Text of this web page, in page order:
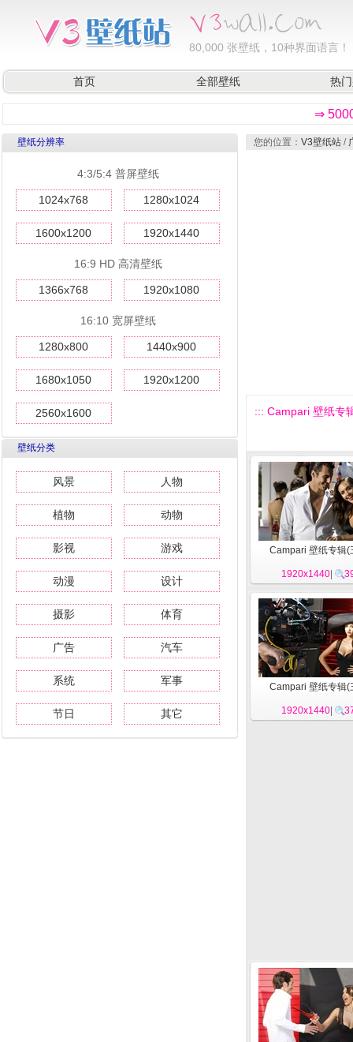
80,000 张壁纸，10种界面语言！
首页 全部壁纸 热
⇒
壁纸分辨率
4:3/5:4 普屏壁纸
1024x768 1280x1024
1600x1200 1920x1440
16:9 HD 高清壁纸
1366x768 1920x1080
16:10 宽屏壁纸
1280x800 1440x900
1680x1050 1920x1200
2560x1600
壁纸分类
风景 人物
植物 动物
影视 游戏
动漫 设计
摄影 体育
广告 汽车
系统 军事
节日 其它
您的位置： V3壁纸站 /
::: Campari 壁纸专
Campari 壁纸专辑(
1920x1440
Campari 壁纸专辑(
1920x1440